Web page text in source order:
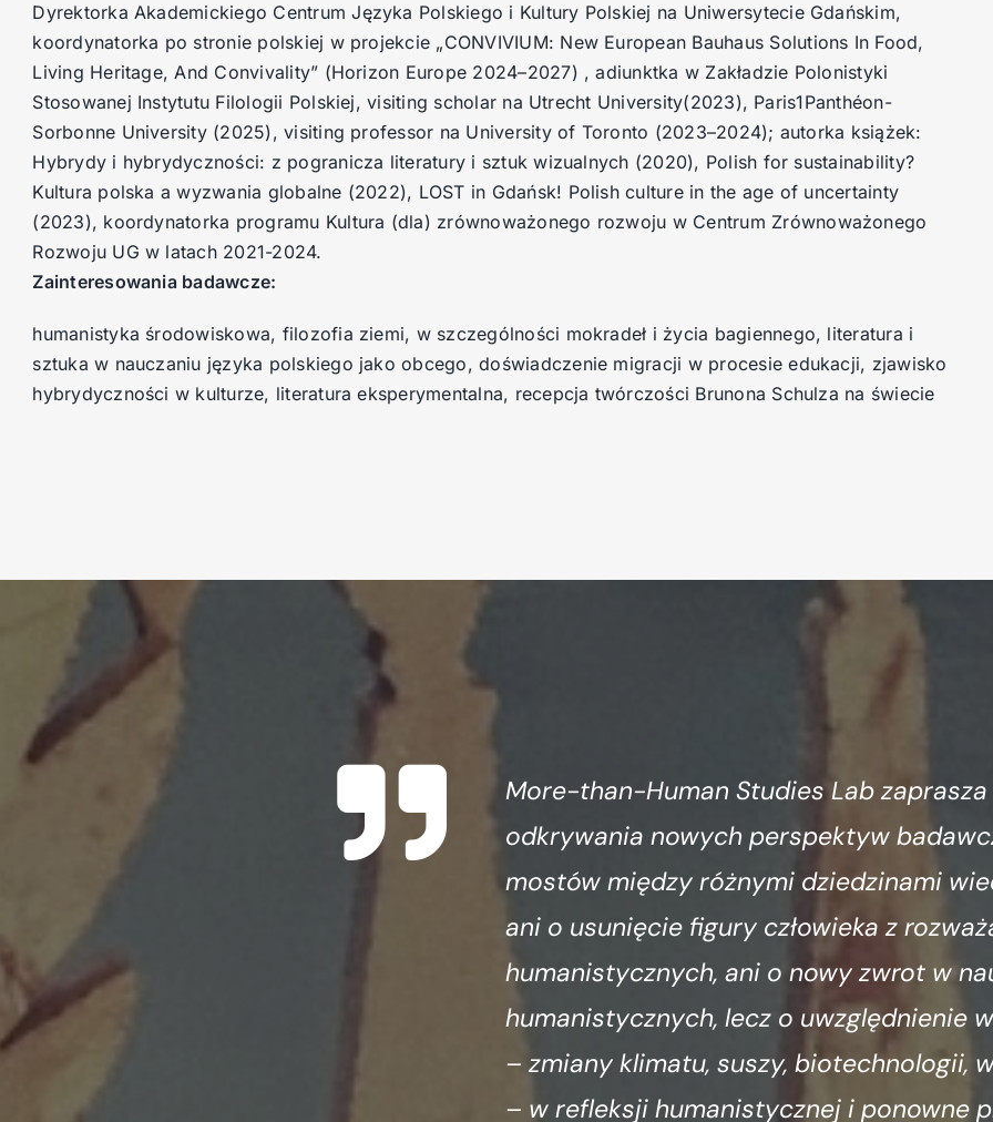
Dyrektorka Akademickiego Centrum Języka Polskiego i Kultury Polskiej na Uniwersytecie Gdańskim,
koordynatorka po stronie polskiej w projekcie „CONVIVIUM: New European Bauhaus Solutions In Food,
Living Heritage, And Convivality” (Horizon Europe 2024–2027) ,adiunktka w Zakładzie Polonistyki
Stosowanej Instytutu Filologii Polskiej, visiting scholar na Utrecht University(2023), Paris1Panthéon-
Sorbonne University (2025), visiting professor na University of Toronto (2023–2024); autorka książek:
Hybrydy i hybrydyczności: z pogranicza literatury i sztuk wizualnych (2020), Polish for sustainability?
Kultura polska a wyzwania globalne (2022), LOST in Gdańsk! Polish culture in the age of uncertainty
(2023), koordynatorka programu Kultura (dla) zrównoważonego rozwoju w Centrum Zrównoważonego
Rozwoju UG w latach 2021-2024.
Zainteresowania badawcze:
humanistyka środowiskowa, filozofia ziemi, w szczególności mokradeł i życia bagiennego, literatura i
sztuka w nauczaniu języka polskiego jako obcego, doświadczenie migracji w procesie edukacji, zjawisko
hybrydyczności w kulturze, literatura eksperymentalna, recepcja twórczości Brunona Schulza na świecie
More-than-Human Studies Lab
odkrywania nowych perspektyw
mostów między różnymi dziedzinami
ani o usunięcie figury człowieka z
humanistycznych, ani o nowy zwrot w
humanistycznych, lecz o uwzględnienie
– zmiany klimatu, suszy, biotechnologii,
– w refleksji humanistycznej i ponowne